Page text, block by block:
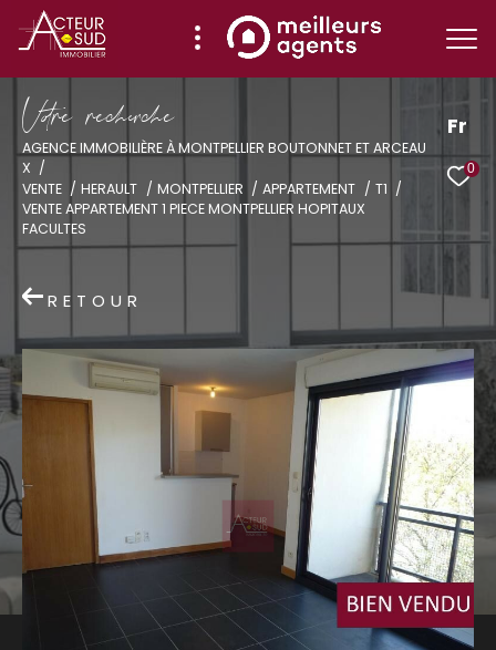
Fr
0
Vore recece
AGENCE IMMOBILIÈRE À MONTPELLIER BOUTONNET ET ARCEAU
X
VENTE
HERAULT MONTPELLIER APPARTEMENT
T1
VENTE APPARTEMENT 1 PIECE MONTPELLIER HOPITAUX
FACULTES
RETOUR
Effectuer une recherche
et trouver le bien qui correspond à vos
critères
Type
Type
de
Type de bien
Budget
Budget
Surface
Surface